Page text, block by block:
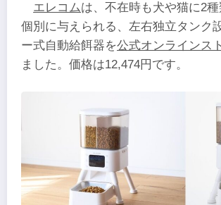
エレコムは、不在時も犬や猫に2
個別に与えられる、左右独立タンク
ー式自動給餌器を公式オンラインス
ました。価格は12,474円です。